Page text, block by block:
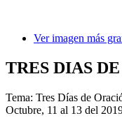
Ver imagen más
TRES DIAS
Tema: Tres Días de
Octubre, 11 al 13 del